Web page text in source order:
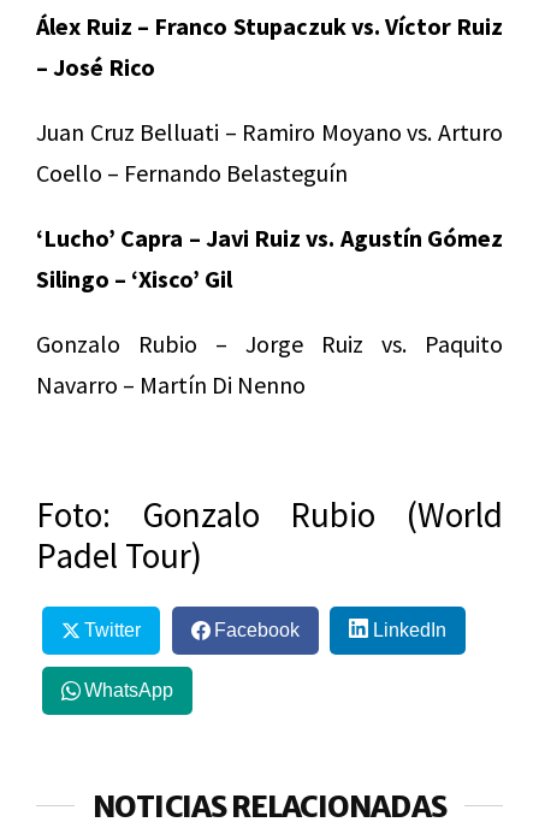
Álex Ruiz – Franco Stupaczuk vs. Víctor Ruiz
– José Rico
Juan Cruz Belluati – Ramiro Moyano vs. Arturo
Coello – Fernando Belasteguín
‘Lucho’ Capra – Javi Ruiz vs. Agustín Gómez
Silingo – ‘Xisco’ Gil
Gonzalo Rubio – Jorge Ruiz vs. Paquito
Navarro – Martín Di Nenno
Foto: Gonzalo Rubio (World
Padel Tour)
Twitter Facebook LinkedIn
WhatsApp
NOTICIAS RELACIONADAS